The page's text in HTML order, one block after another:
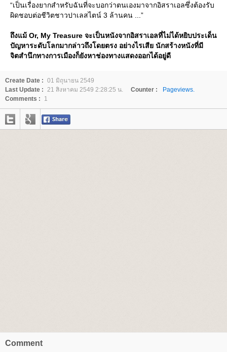
“เป็นเรื่องยากสำหรับฉันที่จะบอกว่าตนเองมาจากอิสราเอลซึ่งต้องรับ
ผิดชอบต่อชีวิตชาวปาเลสไตน์ 3 ล้านคน ...”
ถึงแม้ Or, My Treasure จะเป็นหนังจากอิสราเอลที่ไม่ได้หยิบประเด็น
ปัญหาระดับโลกมากล่าวถึงโดยตรง อย่างไรเสีย นักสร้างหนังที่มี
จิตสำนึกทางการเมืองก็ยังหาช่องทางแสดงออกได้อยู่ดี
Create Date : 01 มิถุนายน 2549
Last Update : 21 สิงหาคม 2549 2:28:25 น. Counter :
Pageviews.
Comments :
1
Comment